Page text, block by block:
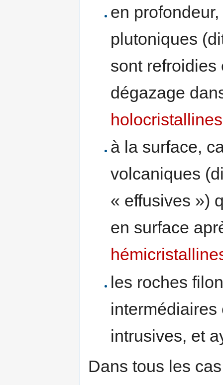
en
plutoniques
sont refroidies
dégazage
holocristallines
à la surface,
volcaniques
« effusives »)
en surface
les roches
intermédiaires
intrusives, et
Dans tous les